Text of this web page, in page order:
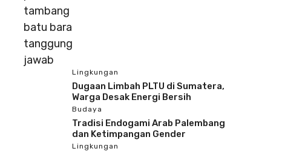
Lingkungan
Dugaan Limbah PLTU di Sumatera,
Warga Desak Energi Bersih
Budaya
Tradisi Endogami Arab Palembang
dan Ketimpangan Gender
Lingkungan